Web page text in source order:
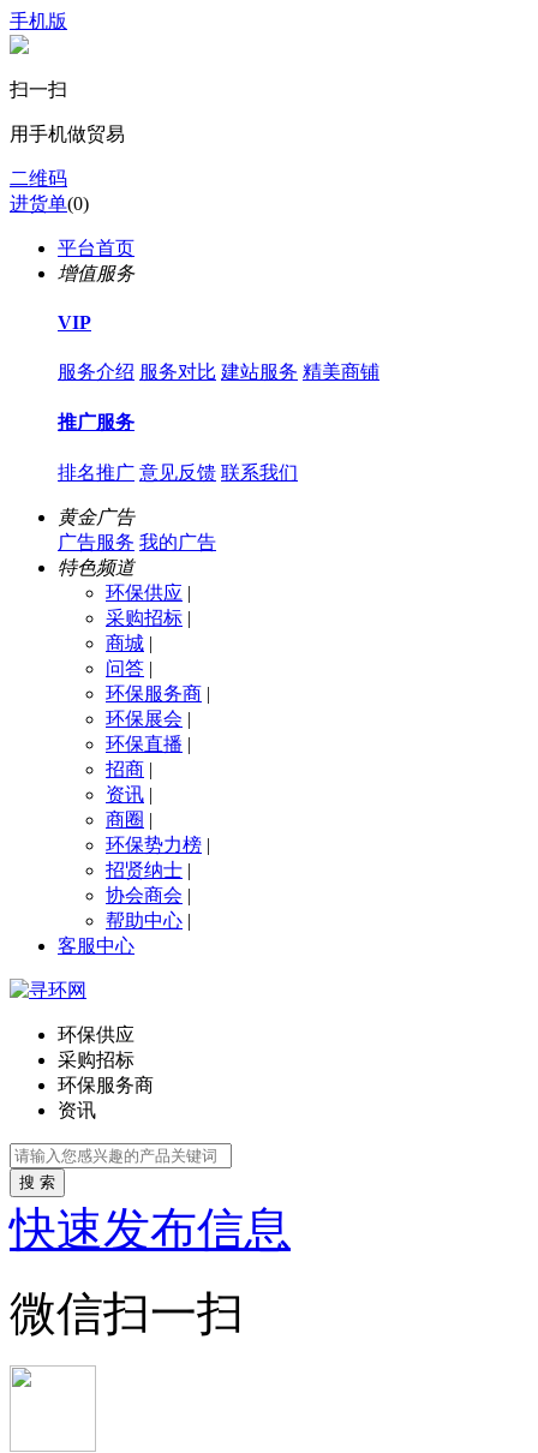
手机版
扫一扫
用手机做贸易
二维码
进货单(0)
平台首页
增值服务
VIP
服务介绍 服务对比 建站服务 精美商铺
推广服务
排名推广 意见反馈 联系我们
黄金广告
广告服务 我的广告
特色频道
环保供应 |
采购招标 |
商城 |
问答 |
环保服务商 |
环保展会 |
环保直播 |
招商 |
资讯 |
商圈 |
环保势力榜 |
招贤纳士 |
协会商会 |
帮助中心 |
客服中心
环保供应
采购招标
环保服务商
资讯
搜 索
快速发布信息
微信扫一扫